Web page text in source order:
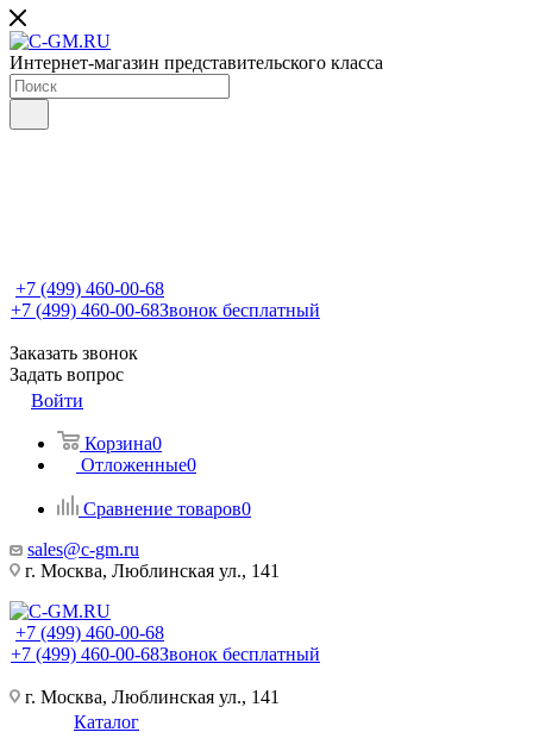
Интернет-магазин представительского класса
+7 (499) 460-00-68
+7 (499) 460-00-68Звонок бесплатный
Заказать звонок
Задать вопрос
Войти
Корзина0
Отложенные0
Сравнение товаров0
sales@c-gm.ru
г. Москва, Люблинская ул., 141
+7 (499) 460-00-68
+7 (499) 460-00-68Звонок бесплатный
г. Москва, Люблинская ул., 141
Каталог